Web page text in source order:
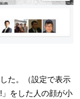
た。（設定で表示
をした人の顔が小